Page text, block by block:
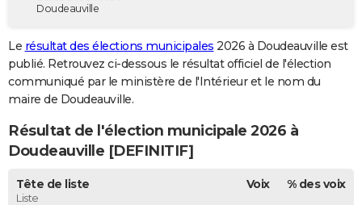
Destinations
City break
Voyage nature
Voyage de noces
Forum
GUIDES D'ACHAT
BONS PLANS
Carte de Noël
Carte Bonne année
Carte Saint-Valentin
Carte Pâques
Carte d'anniversaire
DICTIONNAIRE
Dictionnaire
Biographies
Citations
Expressions
Proverbes
PROGRAMME TV
Doudeauville
Le résultat des élections municipales 2026 à Doudeauville est
publié. Retrouvez ci-dessous le résultat officiel de l'élection
communiqué par le ministère de l'Intérieur et le nom du
maire de Doudeauville.
Résultat de l'élection municipale 2026 à
Doudeauville [DEFINITIF]
Tête de liste
Liste
Voix % des voix